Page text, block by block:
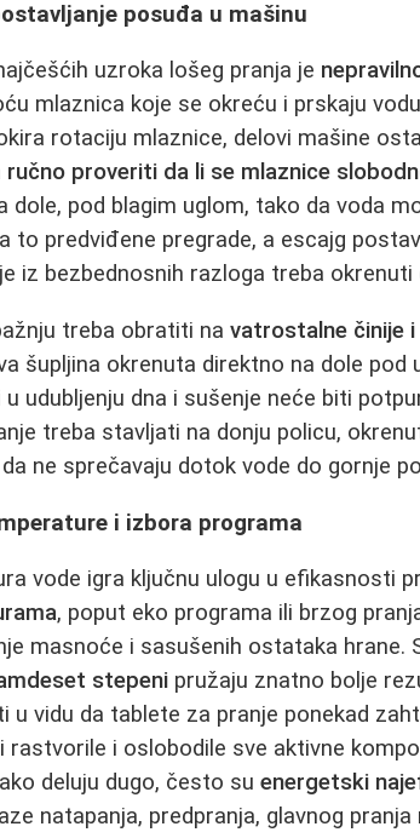
posuđa u mašinu
uzroka lošeg pranja je
mlaznica koje se okreću i prskaju
rotaciju mlaznice, delovi mašine
ručno proveriti da li se mlaznice
dole, pod blagim uglom, tako da voda
to predviđene pregrade, a escajg
iz bezbednosnih razloga treba okrenuti
treba obratiti navatrostalne činije
šupljina okrenuta direktno na dole
udubljenju dna i sušenje neće biti
treba stavljati na donju policu,
ne sprečavaju dotok vode do gornje
i izbora programa
vode igra ključnu ulogu u efikasnosti
, poput eko programa ili brzog
masnoće i sasušenih ostataka hrane.
stepeni pružaju znatno bolje
u vidu da tablete za pranje ponekad
rastvorile i oslobodile sve aktivne
deluju dugo, često suenergetski
natapanja, predpranja, glavnog